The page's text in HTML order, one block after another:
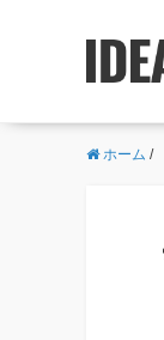
ホーム /